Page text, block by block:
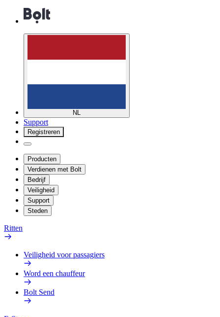
NL
Support
Registreren
Producten
Verdienen met Bolt
Bedrijf
Veiligheid
Support
Steden
Ritten
Veiligheid voor passagiers
Word een chauffeur
Bolt Send